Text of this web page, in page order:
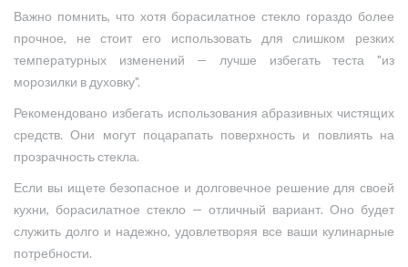
Важно помнить, что хотя борасилатное стекло гораздо более
прочное, не стоит его использовать для слишком резких
температурных изменений — лучше избегать теста "из
морозилки в духовку".
Рекомендовано избегать использования абразивных чистящих
средств. Они могут поцарапать поверхность и повлиять на
прозрачность стекла.
Если вы ищете безопасное и долговечное решение для своей
кухни, борасилатное стекло — отличный вариант. Оно будет
служить долго и надежно, удовлетворяя все ваши кулинарные
потребности.